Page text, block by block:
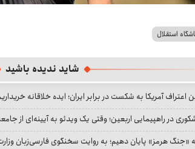
استقلال
شاید ندیده باشید
اعتراف آمریکا به شکست در برابر ایران؛ ایده خلاقانه
در راهپیمایی اربعین؛ وقتی یک ویدئو به آیینه‌ای از
«جنگ هرمز» پایان دهیم؛ به روایت سخنگوی فارسی‌زبان